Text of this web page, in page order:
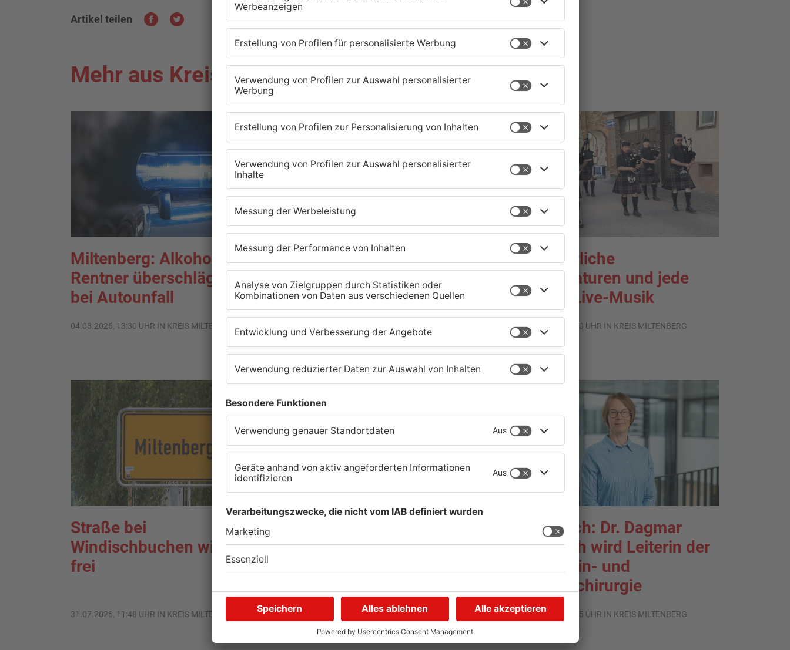
Artikel teilen
Mehr aus Kreis Miltenberg
Miltenberg: Alkoholisierter
Rentner überschlägt sich
bei Autounfall
04.08.2026, 13:30 UHR IN KREIS MILTENBERG
Zustand des Faulbacher
Gemeindewaldes soll
erfasst werden
Sommerliche
Temperaturen und jede
Menge Live-Musik
01.08.2026, 21:20 UHR IN KREIS MILTENBERG
Straße bei
Windischbuchen wieder
frei
31.07.2026, 11:48 UHR IN KREIS MILTENBERG
Promille in Eichenbühl
31.07.2026, 11:45 UHR IN KREIS MILTENBERG
Erlenbach: Dr. Dagmar
Sohlbach wird Leiterin der
Allgemein- und
Viszeralchirurgie
31.07.2026, 11:35 UHR IN KREIS MILTENBERG